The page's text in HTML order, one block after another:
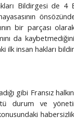
Bildirgesi de 4
bir parçası
da
ilk insan hakları
gibi Fransız
durum ve